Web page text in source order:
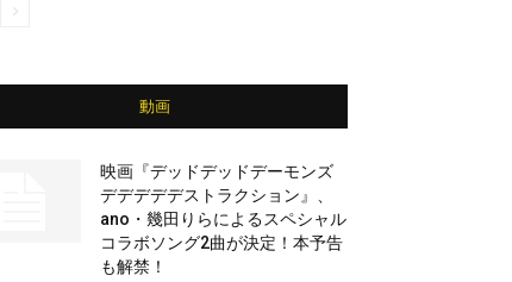
動画
映画『デッドデッドデーモンズ
デデデデデストラクション』、
ano・幾田りらによるスペシャル
コラボソング2曲が決定！本予告
も解禁！